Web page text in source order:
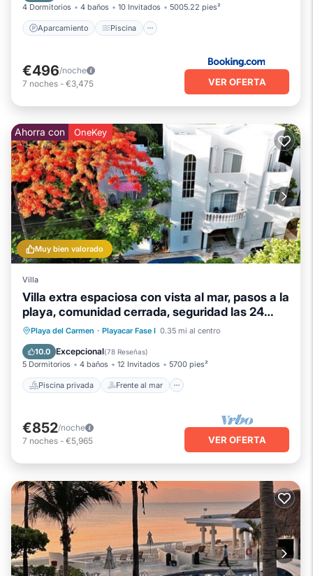
4 Dormitorios 4 baños 10 Invitados 5005.22 pies²
Aparcamiento Piscina
€496/noche
7 noches - €3,475 VER OFERTA
Muy bien valorado
Ahorra con OneKey
Villa
Villa extra espaciosa con vista al mar, pasos a la
playa, comunidad cerrada, seguridad las 24
horas
Playa del Carmen · Playacar Fase I 0.35 mi al centro
10.0 Excepcional(78 Reseñas)
5 Dormitorios 4 baños 12 Invitados 5700 pies²
Piscina privada Frente al mar
Piscina privada
Frente al mar
Desayuno
Aparcamiento
€852/noche
7 noches - €5,965 VER OFERTA